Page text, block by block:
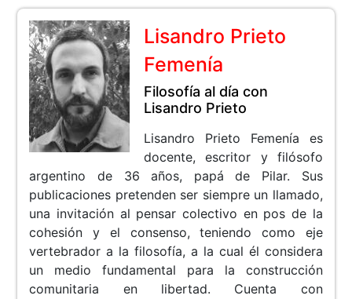
Lisandro Prieto
Femenía
Filosofía al día con
Lisandro Prieto
Lisandro Prieto Femenía es
docente, escritor y filósofo
argentino de 36 años, papá de Pilar. Sus
publicaciones pretenden ser siempre un llamado,
una invitación al pensar colectivo en pos de la
cohesión y el consenso, teniendo como eje
vertebrador a la filosofía, a la cual él considera
un medio fundamental para la construcción
comunitaria en libertad. Cuenta con